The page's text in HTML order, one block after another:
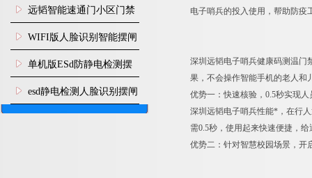
脸识别快速通道闸
远韬智能速通门小区门禁
闸机食堂消费摆闸
WIFI版人脸识别智能摆闸
机
单机版ESd防静电检测摆
闸机
esd静电检测人脸识别摆闸
安装
电子哨兵的投入使用，帮助防疫
深圳远韬电子哨兵健康码测温门
果，不会操作智能手机的老人和
优势一：快速核验，0.5秒实现人
深圳远韬电子哨兵性能*，在行
需0.5秒，使用起来快速便捷，
优势二：针对智慧校园场景，开